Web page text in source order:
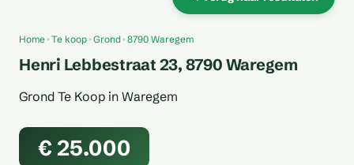
Home Te koop Grond 8790 Waregem
Henri Lebbestraat 23, 8790 Waregem
Grond Te Koop in Waregem
€ 25.000